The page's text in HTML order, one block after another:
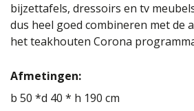
bijzettafels, dressoirs en tv
dus heel goed combineren met de
het teakhouten Corona
Afmetingen:
b 50 *d 40 * h 190 cm